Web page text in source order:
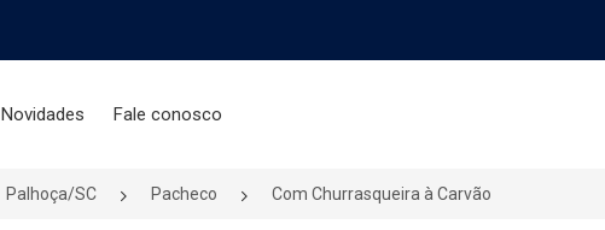
Novidades Fale conosco
Palhoça/SC Pacheco Com Churrasqueira à Carvão